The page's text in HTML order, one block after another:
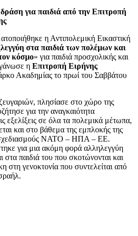
για παιδιά από την Επιτροπή
η Αντιπολεμική Εικαστική
στα παιδιά των πολέμων και
κόσμο» για παιδιά προσχολικής και
η Επιτροπή Ειρήνης
Ακαδημίας το πρωί του Σαββάτου
πλησίασε στο χώρο της
για την αναγκαιότητα
εξελίξεις σε όλα τα πολεμικά μέτωπα,
και στο βάθεμα της εμπλοκής της
σχεδιασμούς ΝΑΤΟ – ΗΠΑ – ΕΕ.
για μια ακόμη φορά αλληλεγγύη
στα παιδιά του που σκοτώνονται και
στη γενοκτονία που συντελείται από